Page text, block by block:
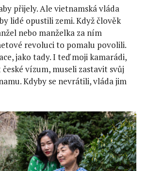
přijely. Ale vietnamská vláda
lidé opustili zemi. Když člověk
nebo manželka za ním
revoluci to pomalu povolili.
jako tady. I teď moji kamarádi,
vízum, museli zastavit svůj
Kdyby se nevrátili, vláda jim